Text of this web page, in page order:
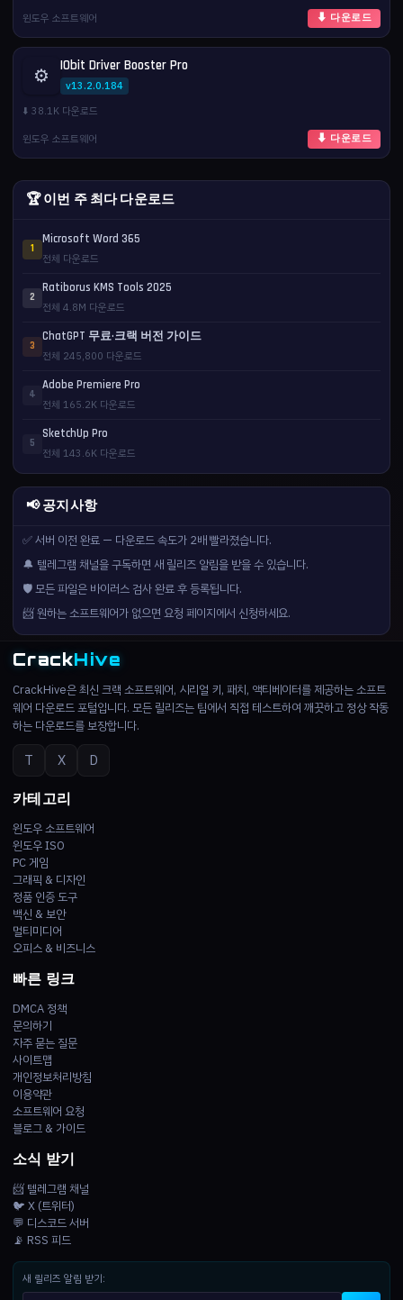
윈도우 소프트웨어
⬇ 다운로드
⚙️ IObit Driver Booster Pro
v13.2.0.184
⬇️ 38.1K 다운로드
윈도우 소프트웨어
⬇ 다운로드
🏆 이번 주 최다 다운로드
1
Microsoft Word 365
전체 다운로드
2
Ratiborus KMS Tools 2025
전체 4.8M 다운로드
3
ChatGPT 무료·크랙 버전 가이드
전체 245,800 다운로드
4
Adobe Premiere Pro
전체 165.2K 다운로드
5
SketchUp Pro
전체 143.6K 다운로드
📢 공지사항
✅ 서버 이전 완료 — 다운로드 속도가 2배 빨라졌습니다.
🔔 텔레그램 채널을 구독하면 새 릴리즈 알림을 받을 수 있습니다.
🛡️ 모든 파일은 바이러스 검사 완료 후 등록됩니다.
📨 원하는 소프트웨어가 없으면 요청 페이지에서 신청하세요.
CrackHive
CrackHive은 최신 크랙 소프트웨어, 시리얼 키, 패치, 액티베이터를 제공하는 소프트
웨어 다운로드 포털입니다. 모든 릴리즈는 팀에서 직접 테스트하여 깨끗하고 정상 작동
하는 다운로드를 보장합니다.
T X D
카테고리
윈도우 소프트웨어
윈도우 ISO
PC 게임
그래픽 & 디자인
정품 인증 도구
백신 & 보안
멀티미디어
오피스 & 비즈니스
빠른 링크
DMCA 정책
문의하기
자주 묻는 질문
사이트맵
개인정보처리방침
이용약관
소프트웨어 요청
블로그 & 가이드
소식 받기
📨 텔레그램 채널
🐦 X (트위터)
💬 디스코드 서버
📡 RSS 피드
새 릴리즈 알림 받기: